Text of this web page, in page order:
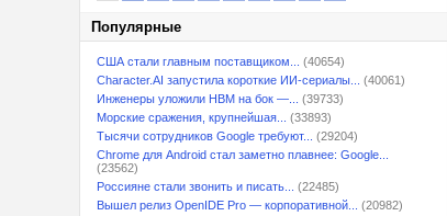
Популярные
США стали главным поставщиком...
(40654)
Character.AI запустила короткие ИИ-сериалы...
(40061)
Инженеры уложили HBM на бок —...
(39733)
Морские сражения, крупнейшая...
(33893)
Тысячи сотрудников Google требуют...
(29204)
Chrome для Android стал заметно плавнее: Google...
(23562)
Россияне стали звонить и писать...
(22485)
Вышел релиз OpenIDE Pro — корпоративной...
(20982)